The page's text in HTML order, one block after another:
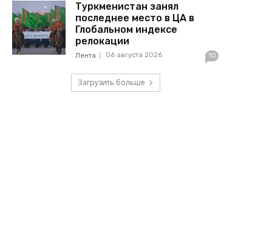
Туркменистан занял
последнее место в ЦА в
Глобальном индексе
релокации
Лента 06 августа 2026 10
Загрузить больше